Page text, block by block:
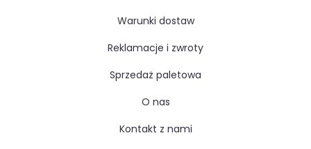
warunki dostaw
reklamacje i zwroty
sprzedaż paletowa
o nas
kontakt z nami